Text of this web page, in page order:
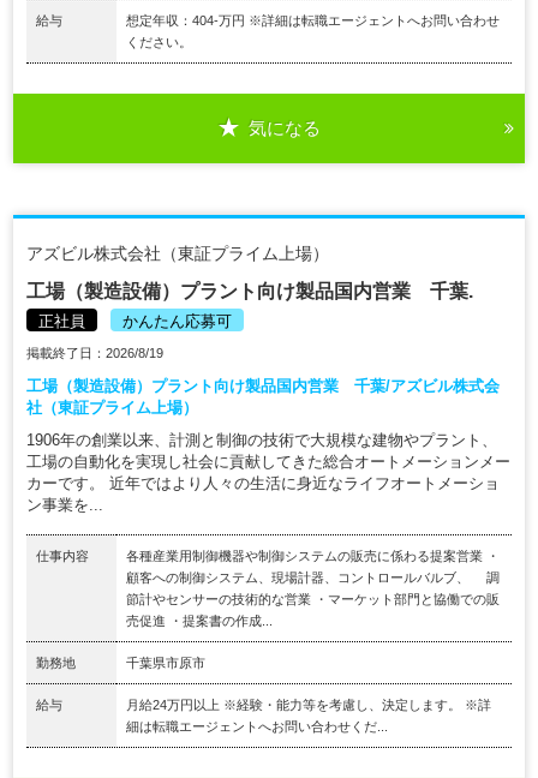
給与
想定年収：404-万円 ※詳細は転職エージェントへお問い合わせ
ください。
気になる
アズビル株式会社（東証プライム上場）
工場（製造設備）プラント向け製品国内営業 千葉.
正社員 かんたん応募可
掲載終了日：2026/8/19
工場（製造設備）プラント向け製品国内営業 千葉/アズビル株式会
社（東証プライム上場）
1906年の創業以来、計測と制御の技術で大規模な建物やプラント、
工場の自動化を実現し社会に貢献してきた総合オートメーションメー
カーです。 近年ではより人々の生活に身近なライフオートメーショ
ン事業を...
仕事内容
各種産業用制御機器や制御システムの販売に係わる提案営業 ・
顧客への制御システム、現場計器、コントロールバルブ、 調
節計やセンサーの技術的な営業 ・マーケット部門と協働での販
売促進 ・提案書の作成...
勤務地 千葉県市原市
給与
月給24万円以上 ※経験・能力等を考慮し、決定します。 ※詳
細は転職エージェントへお問い合わせくだ...